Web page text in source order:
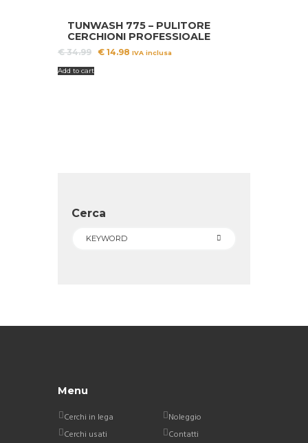
TUNWASH 775 – PULITORE
CERCHIONI PROFESSIOALE
€34.99 Il
€ 14.98 IlIVA inclusa
Add to cart
Cerca
Menu
Cerchi in lega
Cerchi usati
Noleggio
Contatti